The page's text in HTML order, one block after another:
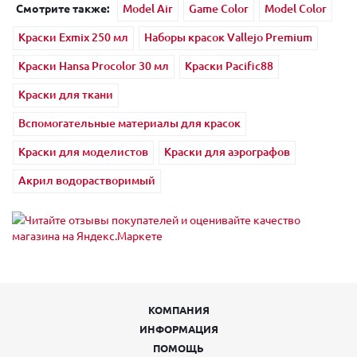
Смотрите также: Model Air Game Color
Model Color
Краски Exmix 250 мл
Наборы красок Vallejo Premium
Краски Hansa Procolor 30 мл
Краски Pacific88
Краски для ткани
Вспомогательные материалы для красок
Краски для моделистов
Краски для аэрографов
Акрил водорастворимый
КОМПАНИЯ
ИНФОРМАЦИЯ
ПОМОЩЬ